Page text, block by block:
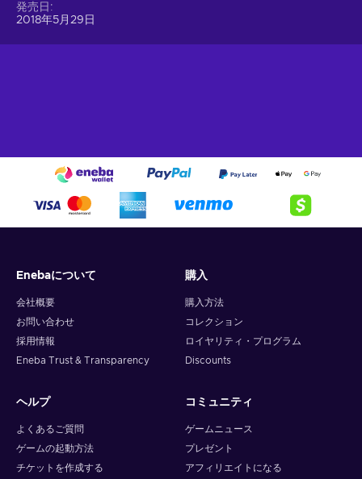
発売日
2018年5月29日
Enebaについて
会社概要
お問い合わせ
採用情報
Eneba Trust & Transparency
購入
購入方法
コレクション
ロイヤリティ・プログラム
Discounts
ヘルプ
よくあるご質問
ゲームの起動方法
チケットを作成する
コミュニティ
ゲームニュース
プレゼント
アフィリエイトになる